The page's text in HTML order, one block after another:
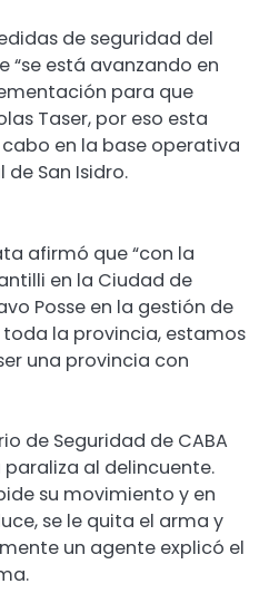
de seguridad del
está avanzando en
para que
Taser, por eso esta
cabo en la base operativa
San Isidro.
afirmó que “con la
en la Ciudad de
Posse en la gestión de
toda la provincia, estamos
una provincia con
de Seguridad de CABA
al delincuente.
su movimiento y en
se le quita el arma y
un agente explicó el